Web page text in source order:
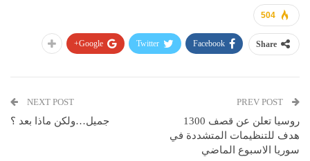
504
Share
Facebook
Twitter
Google+
روسيا تعلن عن قصف 1300
هدف للتنظيمات المتشددة في
سوريا الاسبوع الماضي
NEXT POST
جميل…ولكن ماذا بعد ؟